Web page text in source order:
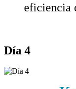
eficiencia
Día 4